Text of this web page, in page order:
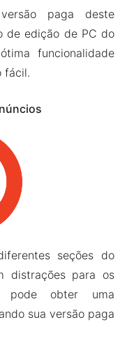
paga deste
de edição de PC do
funcionalidade
fácil.
seções do
distrações para os
pode obter uma
sua versão paga